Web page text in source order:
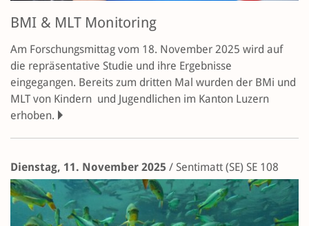
BMI & MLT Monitoring
Am Forschungsmittag vom 18. November 2025 wird auf
die repräsentative Studie und ihre Ergebnisse
eingegangen. Bereits zum dritten Mal wurden der BMi und
MLT von Kindern und Jugendlichen im Kanton Luzern
erhoben.
Dienstag, 11. November 2025 / Sentimatt (SE) SE 108